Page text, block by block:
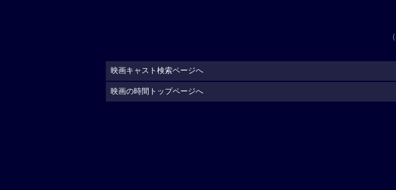
（
映画キャスト検索ページへ
映画の時間トップページへ